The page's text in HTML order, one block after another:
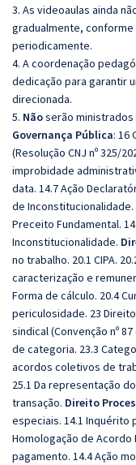
3. As videoaulas ainda
gradualmente,
periodicamente.
4. A coordenação
dedicação para garantir
direcionada.
5. Nãoserão
Governança Pública: 16
(Resolução CNJ nº 325/
improbidade
data. 14.7 Ação
de
Preceito Fundamental.
Inconstitucionalidade.
no trabalho. 20.1 CIPA.
caracterização e
Forma de cálculo. 20.4
periculosidade. 23
sindical (Convenção nº
de categoria. 23.3
acordos coletivos de
25.1 Da representação
transação. Direito
especiais. 14.1 Inquérito
Homologação de Acordo
pagamento. 14.4 Ação